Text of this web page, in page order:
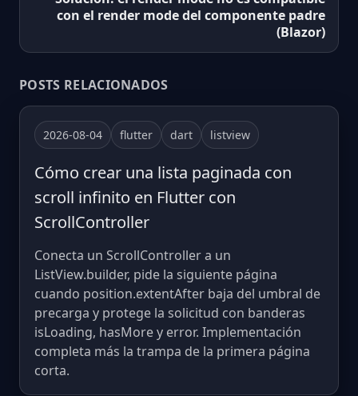
con el render mode del componente padre
(Blazor)
POSTS RELACIONADOS
2026-08-04 flutter dart listview
Cómo crear una lista paginada con
scroll infinito en Flutter con
ScrollController
Conecta un ScrollController a un
ListView.builder, pide la siguiente página
cuando position.extentAfter baja del umbral de
precarga y protege la solicitud con banderas
isLoading, hasMore y error. Implementación
completa más la trampa de la primera página
corta.